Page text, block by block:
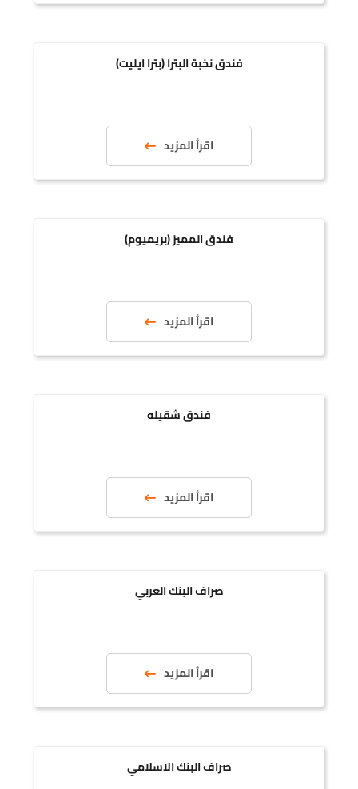
فندق نخبة البترا (بترا ايليت)
اقرأ المزيد
فندق المميز (بريميوم)
اقرأ المزيد
فندق شقيله
اقرأ المزيد
صراف البنك العربي
اقرأ المزيد
صراف البنك الاسلامي